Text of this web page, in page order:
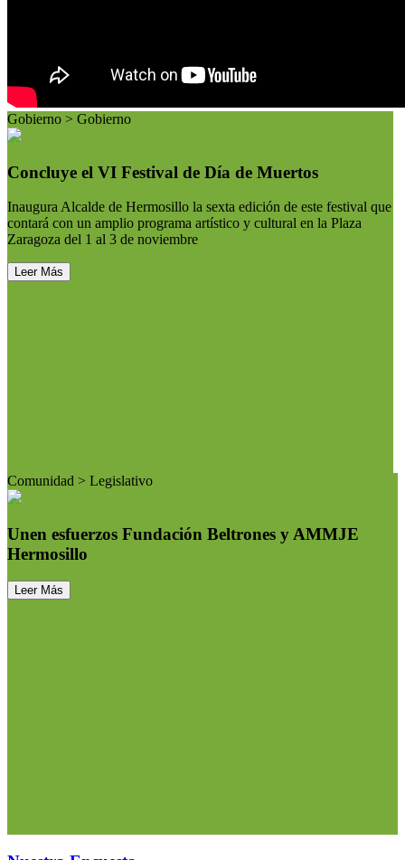
Gobierno > Gobierno
Concluye el VI Festival de Día de Muertos
Inaugura Alcalde de Hermosillo la sexta edición de este festival que
contará con un amplio programa artístico y cultural en la Plaza
Zaragoza del 1 al 3 de noviembre
Leer Más
Comunidad > Legislativo
Unen esfuerzos Fundación Beltrones y AMMJE
Hermosillo
Leer Más